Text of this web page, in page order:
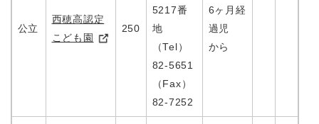
公立
西穂高認定
こども園
250
5217番
地
（Tel）
82-5651
（Fax）
82-7252
6ヶ月経
過児
から